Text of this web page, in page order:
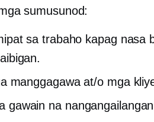
sumusunod:
sa trabaho kapag nasa
manggagawa at/o mga
gawain na